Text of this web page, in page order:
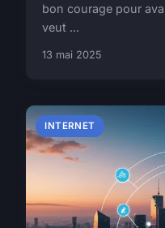
bon courage pour
veut ...
13 mai 2025
INTERNET